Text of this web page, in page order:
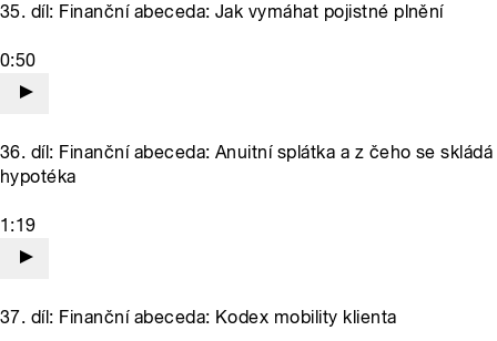
35. díl: Finanční abeceda: Jak vymáhat pojistné plnění
0:50
36. díl: Finanční abeceda: Anuitní splátka a z čeho se skládá
hypotéka
1:19
37. díl: Finanční abeceda: Kodex mobility klienta